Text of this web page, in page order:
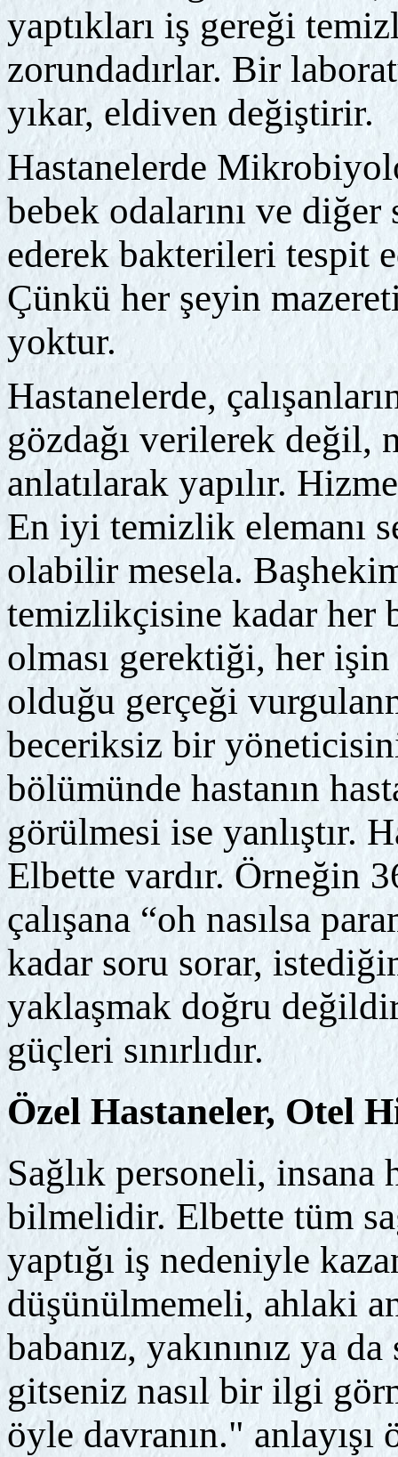
yaptıkları iş gereği
zorundadırlar. Bir
yıkar, eldiven değiştirir.
Hastanelerde
bebek odalarını ve
ederek bakterileri tespit
Çünkü her şeyin
yoktur.
Hastanelerde,
gözdağı verilerek değil,
anlatılarak yapılır.
En iyi temizlik elemanı
olabilir mesela.
temizlikçisine kadar her
olması gerektiği, her
olduğu gerçeği
beceriksiz bir
bölümünde hastanın
görülmesi ise yanlıştır.
Elbette vardır. Örneğin
çalışana “oh nasılsa
kadar soru sorar,
yaklaşmak doğru
güçleri sınırlıdır.
Özel Hastaneler, Otel
Sağlık personeli, insana
bilmelidir. Elbette tüm
yaptığı iş nedeniyle
düşünülmemeli, ahlaki
babanız, yakınınız ya
gitseniz nasıl bir ilgi
öyle davranın." anlayışı